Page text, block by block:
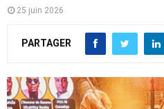
25 juin 2026
PARTAGER